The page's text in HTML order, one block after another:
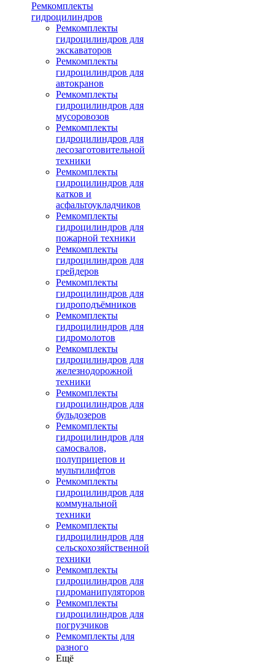
Ремкомплекты
гидроцилиндров
Ремкомплекты
гидроцилиндров для
экскаваторов
Ремкомплекты
гидроцилиндров для
автокранов
Ремкомплекты
гидроцилиндров для
мусоровозов
Ремкомплекты
гидроцилиндров для
лесозаготовительной
техники
Ремкомплекты
гидроцилиндров для
катков и
асфальтоукладчиков
Ремкомплекты
гидроцилиндров для
пожарной техники
Ремкомплекты
гидроцилиндров для
грейдеров
Ремкомплекты
гидроцилиндров для
гидроподъёмников
Ремкомплекты
гидроцилиндров для
гидромолотов
Ремкомплекты
гидроцилиндров для
железнодорожной
техники
Ремкомплекты
гидроцилиндров для
бульдозеров
Ремкомплекты
гидроцилиндров для
самосвалов,
полуприцепов и
мультилифтов
Ремкомплекты
гидроцилиндров для
коммунальной
техники
Ремкомплекты
гидроцилиндров для
сельскохозяйственной
техники
Ремкомплекты
гидроцилиндров для
гидроманипуляторов
Ремкомплекты
гидроцилиндров для
погрузчиков
Ремкомплекты для
разного
Ещё